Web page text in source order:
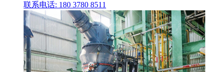
联系电话: 180 3780 8511